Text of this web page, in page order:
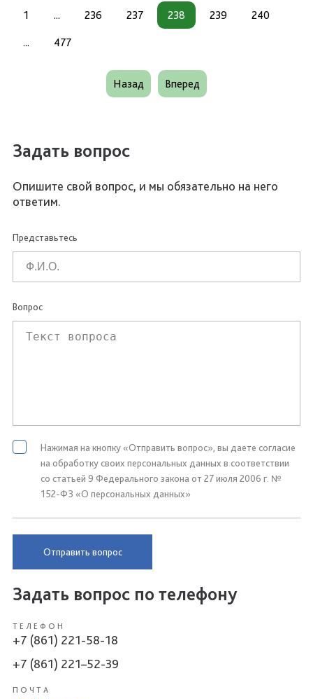
1 ... 236 237 238 239 240
... 477
Назад Вперед
Задать вопрос
Опишите свой вопрос, и мы обязательно на него
ответим.
Представьтесь
Вопрос
Нажимая на кнопку «Отправить вопрос», вы даете согласие
на обработку своих персональных данных в соответствии
со статьей 9 Федерального закона от 27 июля 2006 г. №
152-ФЗ «О персональных данных»
Отправить вопрос
Задать вопрос по телефону
ТЕЛЕФОН
+7 (861) 221-58-18
+7 (861) 221–52-39
ПОЧТА